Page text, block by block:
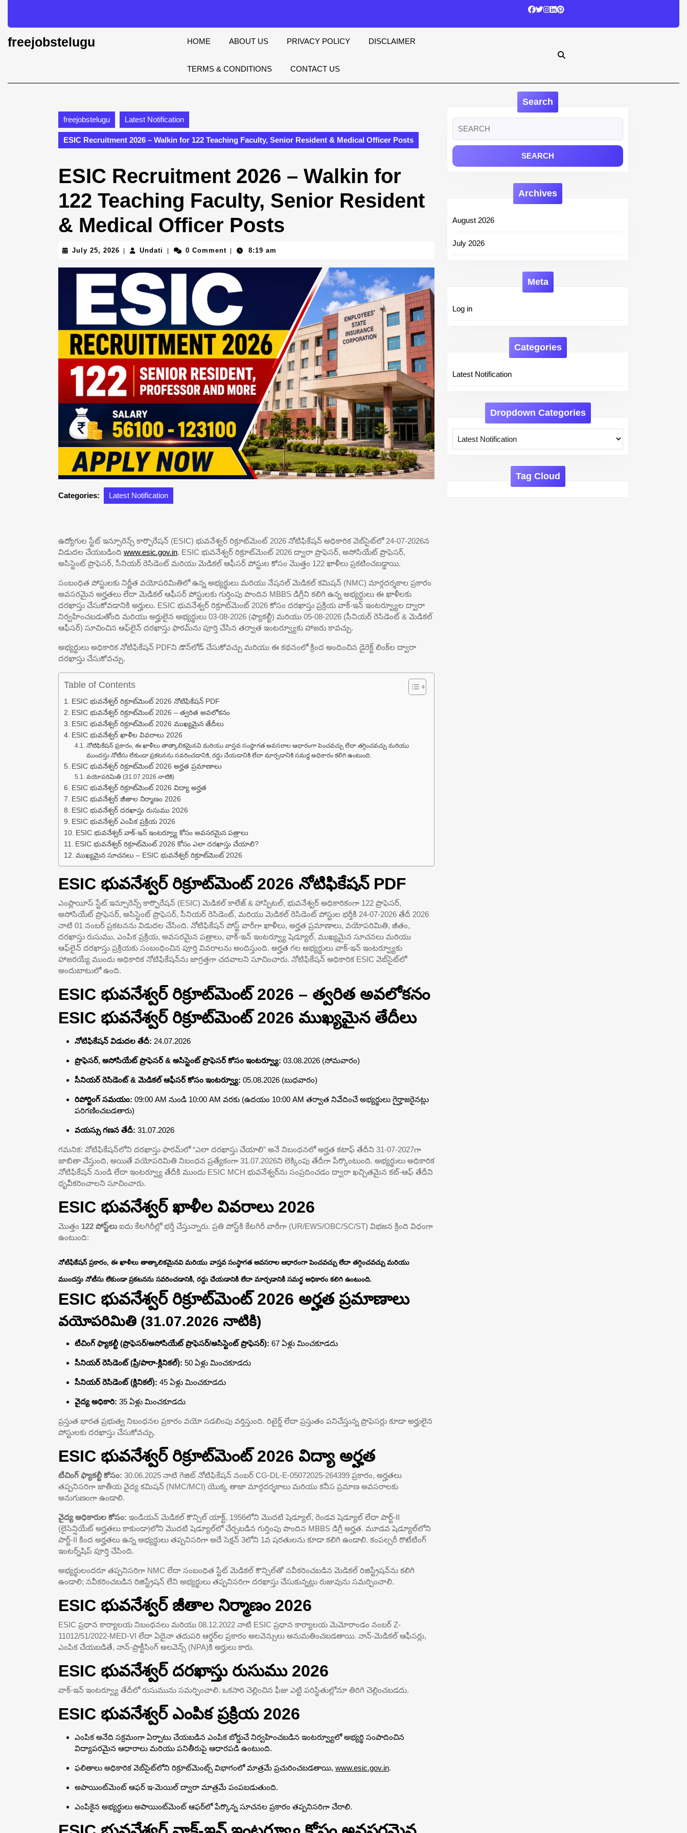
content
Skip
to
freejobstelugu HOME ABOUT US PRIVACY POLICY DISCLAIMER
TERMS & CONDITIONS CONTACT US
freejobstelugu Latest Notification
ESIC Recruitment 2026 – Walkin for 122 Teaching Faculty, Senior Resident & Medical Officer Posts
ESIC Recruitment 2026 – Walkin for
122 Teaching Faculty, Senior Resident
& Medical Officer Posts
July 25, 2026 July
2026
Undati Undati0 Comment 8:19 am
Categories: Latest Notification
ఉద్యోగుల స్టేట్ ఇన్సూరెన్స్ కార్పొరేషన్ (ESIC) భువనేశ్వర్ రిక్రూట్‌మెంట్ 2026 నోటిఫికేషన్ అధికారిక వెబ్‌సైట్‌లో 24-07-2026న
విడుదల చేయబడింది www.esic.gov.in. ESIC భువనేశ్వర్ రిక్రూట్‌మెంట్ 2026 ద్వారా ప్రొఫెసర్, అసోసియేట్ ప్రొఫెసర్,
అసిస్టెంట్ ప్రొఫెసర్, సీనియర్ రెసిడెంట్ మరియు మెడికల్ ఆఫీసర్ పోస్టుల కోసం మొత్తం 122 ఖాళీలు ప్రకటించబడ్డాయి.
సంబంధిత పోస్టులకు నిర్ణీత వయోపరిమితిలో ఉన్న అభ్యర్థులు మరియు నేషనల్ మెడికల్ కమిషన్ (NMC) మార్గదర్శకాల ప్రకారం
అవసరమైన అర్హతలు లేదా మెడికల్ ఆఫీసర్ పోస్టులకు గుర్తింపు పొందిన MBBS డిగ్రీని కలిగి ఉన్న అభ్యర్థులు ఈ ఖాళీలకు
దరఖాస్తు చేసుకోవడానికి అర్హులు. ESIC భువనేశ్వర్ రిక్రూట్‌మెంట్ 2026 కోసం దరఖాస్తు ప్రక్రియ వాక్-ఇన్ ఇంటర్వ్యూల ద్వారా
నిర్వహించబడుతోంది మరియు అర్హులైన అభ్యర్థులు 03-08-2026 (ఫ్యాకల్టీ) మరియు 05-08-2026 (సీనియర్ రెసిడెంట్ & మెడికల్
ఆఫీసర్) సూచించిన ఆఫ్‌లైన్ దరఖాస్తు ఫారమ్‌ను పూర్తి చేసిన తర్వాత ఇంటర్వ్యూకు హాజరు కావచ్చు.
అభ్యర్థులు అధికారిక నోటిఫికేషన్ PDFని డౌన్‌లోడ్ చేసుకోవచ్చు మరియు ఈ కథనంలో క్రింద అందించిన డైరెక్ట్ లింక్‌ల ద్వారా
దరఖాస్తు చేసుకోవచ్చు.
Table of Contents
ESIC భువనేశ్వర్ రిక్రూట్‌మెంట్ 2026 నోటిఫికేషన్ PDF
ESIC భువనేశ్వర్ రిక్రూట్‌మెంట్ 2026 – త్వరిత అవలోకనం
ESIC భువనేశ్వర్ రిక్రూట్‌మెంట్ 2026 ముఖ్యమైన తేదీలు
ESIC భువనేశ్వర్ ఖాళీల వివరాలు 2026
నోటిఫికేషన్ ప్రకారం, ఈ ఖాళీలు తాత్కాలికమైనవి మరియు వాస్తవ సంస్థాగత అవసరాల ఆధారంగా పెంచవచ్చు లేదా తగ్గించవచ్చు మరియు
ముందస్తు నోటీసు లేకుండా ప్రకటనను సవరించడానికి, రద్దు చేయడానికి లేదా మార్చడానికి సమర్థ అధికారం కలిగి ఉంటుంది.
ESIC భువనేశ్వర్ రిక్రూట్‌మెంట్ 2026 అర్హత ప్రమాణాలు
వయోపరిమితి (31.07.2026 నాటికి)
ESIC భువనేశ్వర్ రిక్రూట్‌మెంట్ 2026 విద్యా అర్హత
ESIC భువనేశ్వర్ జీతాల నిర్మాణం 2026
ESIC భువనేశ్వర్ దరఖాస్తు రుసుము 2026
ESIC భువనేశ్వర్ ఎంపిక ప్రక్రియ 2026
ESIC భువనేశ్వర్ వాక్-ఇన్ ఇంటర్వ్యూ కోసం అవసరమైన పత్రాలు
ESIC భువనేశ్వర్ రిక్రూట్‌మెంట్ 2026 కోసం ఎలా దరఖాస్తు చేయాలి?
ముఖ్యమైన సూచనలు – ESIC భువనేశ్వర్ రిక్రూట్‌మెంట్ 2026
ESIC భువనేశ్వర్ రిక్రూట్‌మెంట్ 2026 నోటిఫికేషన్ PDF
ఎంప్లాయీస్ స్టేట్ ఇన్సూరెన్స్ కార్పొరేషన్ (ESIC) మెడికల్ కాలేజ్ & హాస్పిటల్, భువనేశ్వర్ అధికారికంగా 122 ప్రొఫెసర్,
అసోసియేట్ ప్రొఫెసర్, అసిస్టెంట్ ప్రొఫెసర్, సీనియర్ రెసిడెంట్, మరియు మెడికల్ రెసిడెంట్ పోస్టుల భర్తీకి 24-07-2026 తేదీ 2026
నాటి 01 నంబర్ ప్రకటనను విడుదల చేసింది. నోటిఫికేషన్ పోస్ట్ వారీగా ఖాళీలు, అర్హత ప్రమాణాలు, వయోపరిమితి, జీతం,
దరఖాస్తు రుసుము, ఎంపిక ప్రక్రియ, అవసరమైన పత్రాలు, వాక్-ఇన్ ఇంటర్వ్యూ షెడ్యూల్, ముఖ్యమైన సూచనలు మరియు
ఆఫ్‌లైన్ దరఖాస్తు ప్రక్రియకు సంబంధించిన పూర్తి వివరాలను అందిస్తుంది. అర్హత గల అభ్యర్థులు వాక్-ఇన్ ఇంటర్వ్యూకు
హాజరయ్యే ముందు అధికారిక నోటిఫికేషన్‌ను జాగ్రత్తగా చదవాలని సూచించారు. నోటిఫికేషన్ అధికారిక ESIC వెబ్‌సైట్‌లో
అందుబాటులో ఉంది.
ESIC భువనేశ్వర్ రిక్రూట్‌మెంట్ 2026 – త్వరిత అవలోకనం
ESIC భువనేశ్వర్ రిక్రూట్‌మెంట్ 2026 ముఖ్యమైన తేదీలు
నోటిఫికేషన్ విడుదల తేదీ: 24.07.2026
ప్రొఫెసర్, అసోసియేట్ ప్రొఫెసర్ & అసిస్టెంట్ ప్రొఫెసర్ కోసం ఇంటర్వ్యూ: 03.08.2026 (సోమవారం)
సీనియర్ రెసిడెంట్ & మెడికల్ ఆఫీసర్ కోసం ఇంటర్వ్యూ: 05.08.2026 (బుధవారం)
రిపోర్టింగ్ సమయం: 09:00 AM నుండి 10:00 AM వరకు (ఉదయం 10:00 AM తర్వాత నివేదించే అభ్యర్థులు గైర్హాజరైనట్లు
పరిగణించబడతారు)
వయస్సు గణన తేదీ: 31.07.2026
గమనిక: నోటిఫికేషన్‌లోని దరఖాస్తు ఫారమ్‌లో “ఎలా దరఖాస్తు చేయాలి” అనే నిబంధనలో అర్హత కటాఫ్ తేదీని 31-07-2027గా
జాబితా చేస్తుంది, అయితే వయోపరిమితి నిబంధన ప్రత్యేకంగా 31.07.2026ని లెక్కింపు తేదీగా పేర్కొంటుంది. అభ్యర్థులు అధికారిక
నోటిఫికేషన్ నుండి లేదా ఇంటర్వ్యూ తేదీకి ముందు ESIC MCH భువనేశ్వర్‌ను సంప్రదించడం ద్వారా ఖచ్చితమైన కట్-ఆఫ్ తేదీని
ధృవీకరించాలని సూచించారు.
ESIC భువనేశ్వర్ ఖాళీల వివరాలు 2026
మొత్తం 122 పోస్ట్‌లుఐదు కేటగిరీల్లో భర్తీ చేస్తున్నారు. ప్రతి పోస్ట్‌కి కేటగిరీ వారీగా (UR/EWS/OBC/SC/ST) విభజన క్రింది విధంగా
ఉంటుంది:
నోటిఫికేషన్ ప్రకారం, ఈ ఖాళీలు తాత్కాలికమైనవి మరియు వాస్తవ సంస్థాగత అవసరాల ఆధారంగా పెంచవచ్చు లేదా తగ్గించవచ్చు మరియు
ముందస్తు నోటీసు లేకుండా ప్రకటనను సవరించడానికి, రద్దు చేయడానికి లేదా మార్చడానికి సమర్థ అధికారం కలిగి ఉంటుంది.
ESIC భువనేశ్వర్ రిక్రూట్‌మెంట్ 2026 అర్హత ప్రమాణాలు
వయోపరిమితి (31.07.2026 నాటికి)
టీచింగ్ ఫ్యాకల్టీ (ప్రొఫెసర్/అసోసియేట్ ప్రొఫెసర్/అసిస్టెంట్ ప్రొఫెసర్): 67 ఏళ్లు మించకూడదు
సీనియర్ రెసిడెంట్ (ప్రీ/పారా-క్లినికల్): 50 ఏళ్లు మించకూడదు
సీనియర్ రెసిడెంట్ (క్లినికల్): 45 ఏళ్లు మించకూడదు
వైద్య అధికారి: 35 ఏళ్లు మించకూడదు
ప్రస్తుత భారత ప్రభుత్వ నిబంధనల ప్రకారం వయో సడలింపు వర్తిస్తుంది. రిటైర్డ్ లేదా ప్రస్తుతం పనిచేస్తున్న ప్రొఫెసర్లు కూడా అర్హులైన
పోస్టులకు దరఖాస్తు చేసుకోవచ్చు.
ESIC భువనేశ్వర్ రిక్రూట్‌మెంట్ 2026 విద్యా అర్హత
టీచింగ్ ఫ్యాకల్టీ కోసం: 30.06.2025 నాటి గెజిట్ నోటిఫికేషన్ నంబర్ CG-DL-E-05072025-264399 ప్రకారం, అర్హతలు
తప్పనిసరిగా జాతీయ వైద్య కమిషన్ (NMC/MCI) యొక్క తాజా మార్గదర్శకాలు మరియు కనీస ప్రమాణ అవసరాలకు
అనుగుణంగా ఉండాలి.
వైద్య అధికారుల కోసం: ఇండియన్ మెడికల్ కౌన్సిల్ యాక్ట్, 1956లోని మొదటి షెడ్యూల్, రెండవ షెడ్యూల్ లేదా పార్ట్-II
(లైసెన్షియేట్ అర్హతలు కాకుండా)లోని మొదటి షెడ్యూల్‌లో చేర్చబడిన గుర్తింపు పొందిన MBBS డిగ్రీ అర్హత. మూడవ షెడ్యూల్‌లోని
పార్ట్-II కింద అర్హతలు ఉన్న అభ్యర్థులు తప్పనిసరిగా అదే సెక్షన్ 3లోని 1వ షరతులను కూడా కలిగి ఉండాలి. కంపల్సరీ రొటేటింగ్
ఇంటర్న్‌షిప్ పూర్తి చేసింది.
అభ్యర్థులందరూ తప్పనిసరిగా NMC లేదా సంబంధిత స్టేట్ మెడికల్ కౌన్సిల్‌తో నవీకరించబడిన మెడికల్ రిజిస్ట్రేషన్‌ను కలిగి
ఉండాలి; నవీకరించబడిన రిజిస్ట్రేషన్ లేని అభ్యర్థులు తప్పనిసరిగా దరఖాస్తు చేసుకున్నట్లు రుజువును సమర్పించాలి.
ESIC భువనేశ్వర్ జీతాల నిర్మాణం 2026
ESIC ప్రధాన కార్యాలయ నిబంధనలు మరియు 08.12.2022 నాటి ESIC ప్రధాన కార్యాలయ మెమోరాండం నంబర్ Z-
11012/51/2022-MED-VI లేదా ఏదైనా తదుపరి ఆర్డర్‌ల ప్రకారం అలవెన్సులు అనుమతించబడతాయి. నాన్-మెడికల్ ఆఫీసర్లు,
ఎంపిక చేయబడితే, నాన్-ప్రాక్టీసింగ్ అలవెన్స్ (NPA)కి అర్హులు కారు.
ESIC భువనేశ్వర్ దరఖాస్తు రుసుము 2026
వాక్-ఇన్ ఇంటర్వ్యూ తేదీలో రుసుమును సమర్పించాలి. ఒకసారి చెల్లించిన ఫీజు ఎట్టి పరిస్థితుల్లోనూ తిరిగి చెల్లించబడదు.
ESIC భువనేశ్వర్ ఎంపిక ప్రక్రియ 2026
ఎంపిక అనేది సక్రమంగా ఏర్పాటు చేయబడిన ఎంపిక బోర్డుచే నిర్వహించబడిన ఇంటర్వ్యూలో అభ్యర్థి సంపాదించిన
విద్యాపరమైన ఆధారాలు మరియు పనితీరుపై ఆధారపడి ఉంటుంది.
ఫలితాలు అధికారిక వెబ్‌సైట్‌లోని రిక్రూట్‌మెంట్స్ విభాగంలో మాత్రమే ప్రచురించబడతాయి, www.esic.gov.in.
అపాయింట్‌మెంట్ ఆఫర్ ఇ-మెయిల్ ద్వారా మాత్రమే పంపబడుతుంది.
ఎంపికైన అభ్యర్థులు అపాయింట్‌మెంట్ ఆఫర్‌లో పేర్కొన్న సూచనల ప్రకారం తప్పనిసరిగా చేరాలి.
Search
for:
Archives
August 2026
July 2026
Meta
Log in
Categories
Latest Notification
Dropdown Categories
Tag Cloud